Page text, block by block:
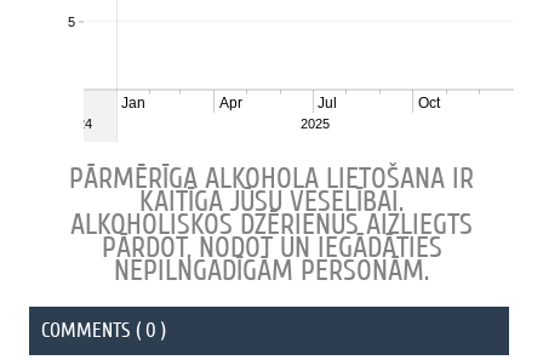
PĀRMĒRĪGA ALKOHOLA LIETOŠANA IR
KAITĪGA JŪSU VESELĪBAI.
ALKOHOLISKOS DZĒRIENUS AIZLIEGTS
PĀRDOT, NODOT UN IEGĀDĀTIES
NEPILNGADĪGĀM PERSONĀM.
COMMENTS ( 0 )